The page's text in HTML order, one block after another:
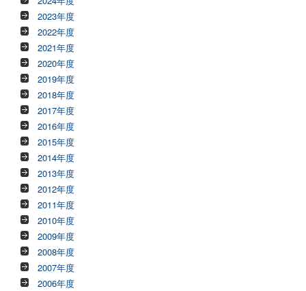
2023年度
2022年度
2021年度
2020年度
2019年度
2018年度
2017年度
2016年度
2015年度
2014年度
2013年度
2012年度
2011年度
2010年度
2009年度
2008年度
2007年度
2006年度